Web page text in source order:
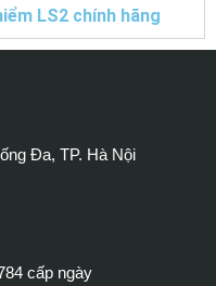
LS2 chính hãng
Đa, TP. Hà Nội
cấp ngày